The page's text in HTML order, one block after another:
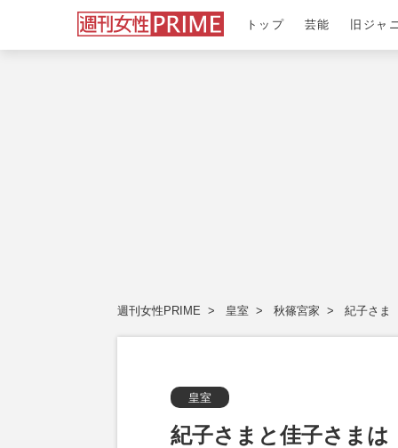
トップ 芸能 旧ジャ
週刊女性PRIME 皇室 秋篠宮家 紀子さま
皇室
紀子さまと佳子さまは